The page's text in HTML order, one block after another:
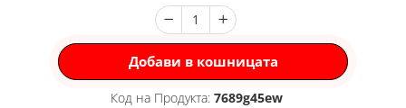
Добави в кошницата
Код на Продукта: 7689g45ew